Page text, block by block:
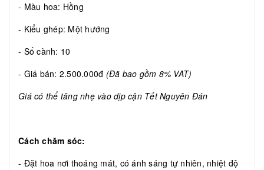
- Màu hoa: Hồng
- Kiểu ghép: Một hướng
- Số cành: 10
- Giá bán: 2.500.000đ (Đã bao gồm 8% VAT)
Giá có thể tăng nhẹ vào dịp cận Tết Nguyên Đán
Cách chăm sóc:
- Đặt hoa nơi thoáng mát, có ánh sáng tự nhiên, nhiệt độ